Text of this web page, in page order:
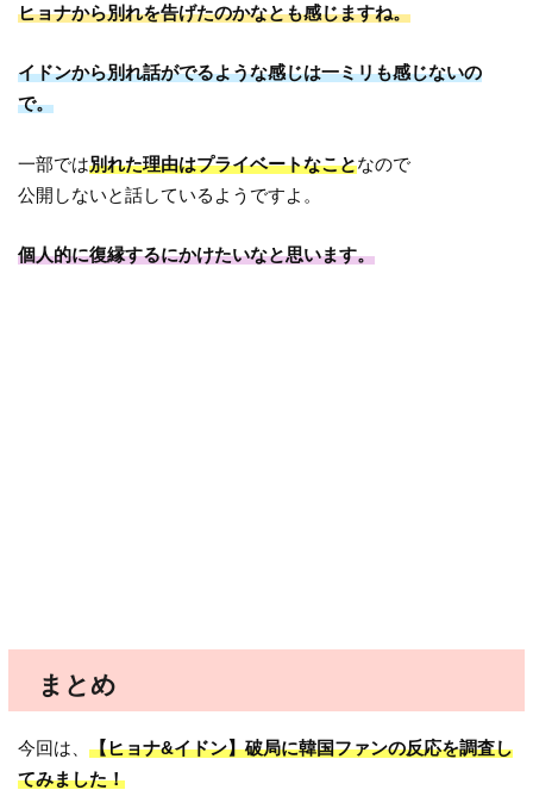
ヒョナから別れを告げたのかなとも感じますね。
イドンから別れ話がでるような感じは一ミリも感じないの
で。
一部では別れた理由はプライベートなことなので
公開しないと話しているようですよ。
個人的に復縁するにかけたいなと思います。
まとめ
今回は、【ヒョナ&イドン】破局に韓国ファンの反応を調査し
てみました！